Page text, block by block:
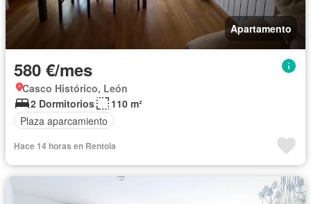
Apartamento
580 €/mes
Casco Histórico, León
2 Dormitorios
110 m²
Plaza aparcamiento
Hace 14 horas en Rentola